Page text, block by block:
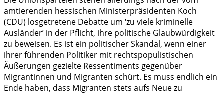
amtierenden hessischen Ministerpräsidenten Koch
(CDU) losgetretene Debatte um ‘zu viele kriminelle
Ausländer’ in der Pflicht, ihre politische Glaubwürdigkeit
zu beweisen. Es ist ein politischer Skandal, wenn einer
ihrer führenden Politiker mit rechtspopulistischen
Äußerungen gezielte Ressentiments gegenüber
Migrantinnen und Migranten schürt. Es muss endlich ein
Ende haben, dass Migranten stets aufs Neue zu